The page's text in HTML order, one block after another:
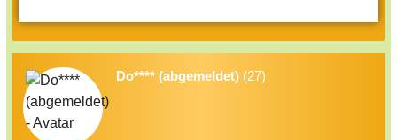
Do**** (abgemeldet) (27)